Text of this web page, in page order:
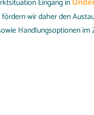
Eingang in
fördern wir daher den
Handlungsoptionen